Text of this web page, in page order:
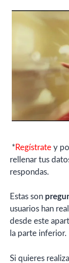
* Regístrate y
rellenar tus
respondas.
Estas son
usuarios han
desde este
la parte inferior.
Si quieres